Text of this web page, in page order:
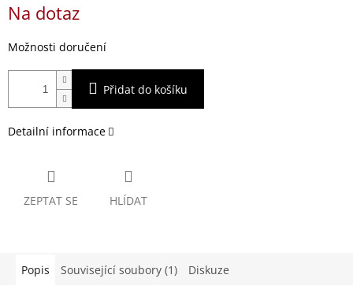
cena:
Na dotaz
Možnosti doručení
Přidat do košíku
Detailní informace
ZEPTAT SE HLÍDAT
Popis Související soubory (1) Diskuze